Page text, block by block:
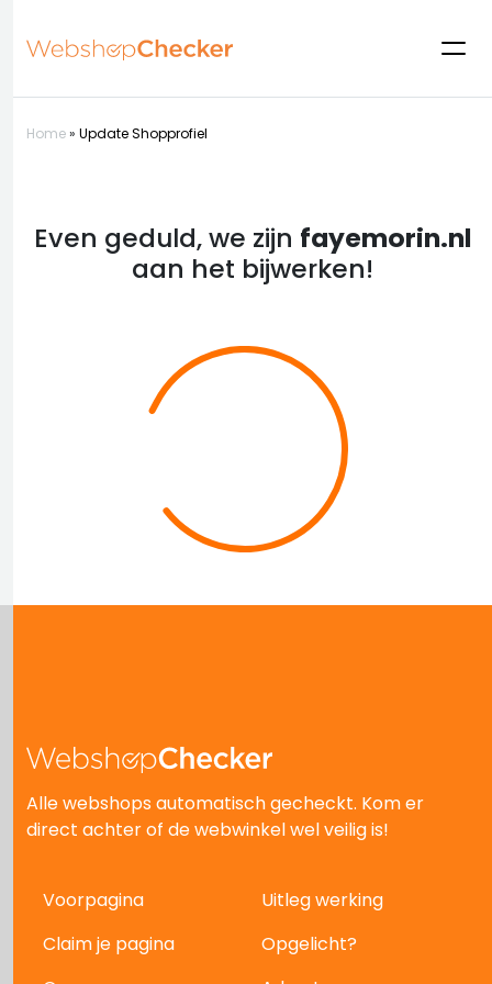
Home» Update Shopprofiel
Even geduld, we zijn fayemorin.nl
aan het bijwerken!
Alle webshops automatisch gecheckt. Kom er
direct achter of de webwinkel wel veilig is!
Voorpagina
Uitleg werking
Claim je pagina
Opgelicht?